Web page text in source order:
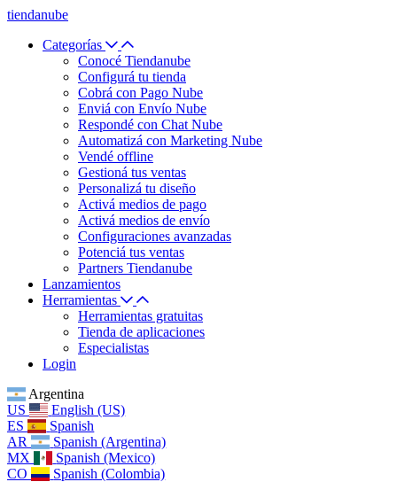
tiendanube
Categorías
Conocé Tiendanube
Configurá tu tienda
Cobrá con Pago Nube
Enviá con Envío Nube
Respondé con Chat Nube
Automatizá con Marketing Nube
Vendé offline
Gestioná tus ventas
Personalizá tu diseño
Activá medios de pago
Activá medios de envío
Configuraciones avanzadas
Potenciá tus ventas
Partners Tiendanube
Lanzamientos
Herramientas
Herramientas gratuitas
Tienda de aplicaciones
Especialistas
Login
Argentina
US
English (US)
ES
Spanish
AR
Spanish (Argentina)
MX
Spanish (Mexico)
CO
Spanish (Colombia)